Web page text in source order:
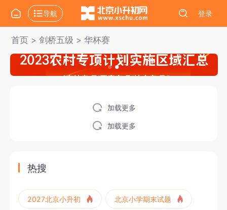
导航 登录
首页> 剑桥五级 > 华杯赛
加载更多
加载更多
热搜
2027北京小升初 北京小学期末试题